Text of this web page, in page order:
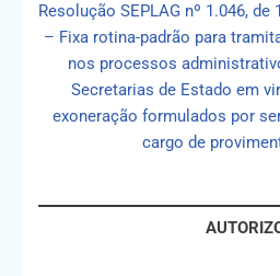
Resolução SEPLAG nº 1.046, de
– Fixa rotina-padrão para
nos processos
Secretarias de Estado em
exoneração formulados por
cargo de